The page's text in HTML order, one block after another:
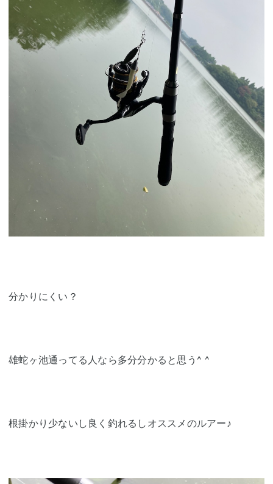
分かりにくい？
雄蛇ヶ池通ってる人なら多分分かると思う^ ^
根掛かり少ないし良く釣れるしオススメのルアー♪